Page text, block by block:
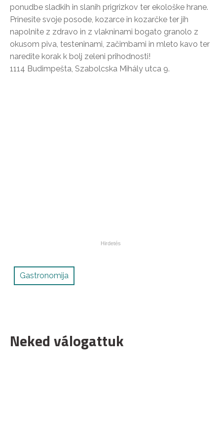
ponudbe sladkih in slanih prigrizkov ter ekološke hrane.
Prinesite svoje posode, kozarce in kozarčke ter jih
napolnite z zdravo in z vlakninami bogato granolo z
okusom piva, testeninami, začimbami in mleto kavo ter
naredite korak k bolj zeleni prihodnosti!
1114 Budimpešta, Szabolcska Mihály utca 9.
Gastronomija
Neked válogattuk